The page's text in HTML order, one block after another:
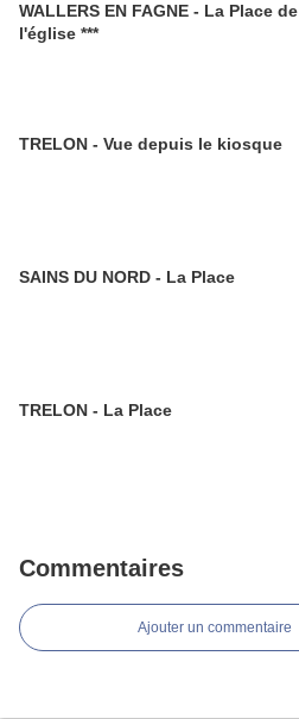
WALLERS EN FAGNE - La Place de
l'église ***
TRELON - Vue depuis le kiosque
SAINS DU NORD - La Place
TRELON - La Place
Commentaires
Ajouter un commentaire